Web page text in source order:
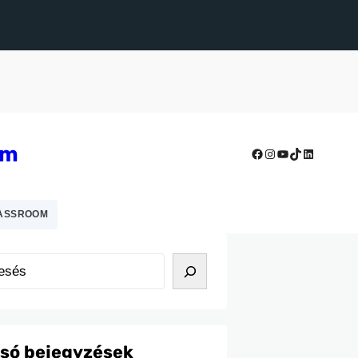
Facebook
Instagram
YouTube
TikTok
LinkedIn
bejegyzések